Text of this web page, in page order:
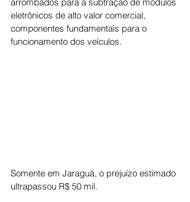
eletrônicos de alto valor comercial,
componentes fundamentais para o
funcionamento dos veículos.
Somente em Jaraguá, o prejuízo estimado
ultrapassou R$ 50 mil.